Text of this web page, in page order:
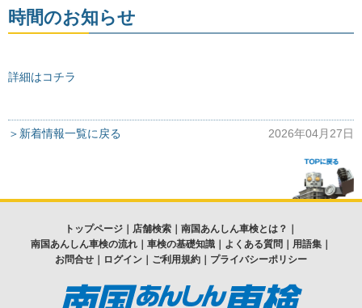
時間のお知らせ
詳細はコチラ
＞新着情報一覧に戻る 2026年04月27日
トップページ 店舗検索 南国あんしん車検とは？
南国あんしん車検の流れ
車検の基礎知識 よくある質問 用語集
お問合せ
ログイン ご利用規約 プライバシーポリシー